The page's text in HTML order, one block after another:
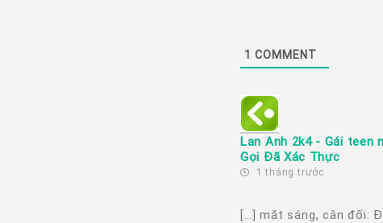
1 COMMENT
Lan Anh 2k4 - Gái teen
Gọi Đã Xác Thực
1 tháng trước
[…] mặt sáng, cân đối: